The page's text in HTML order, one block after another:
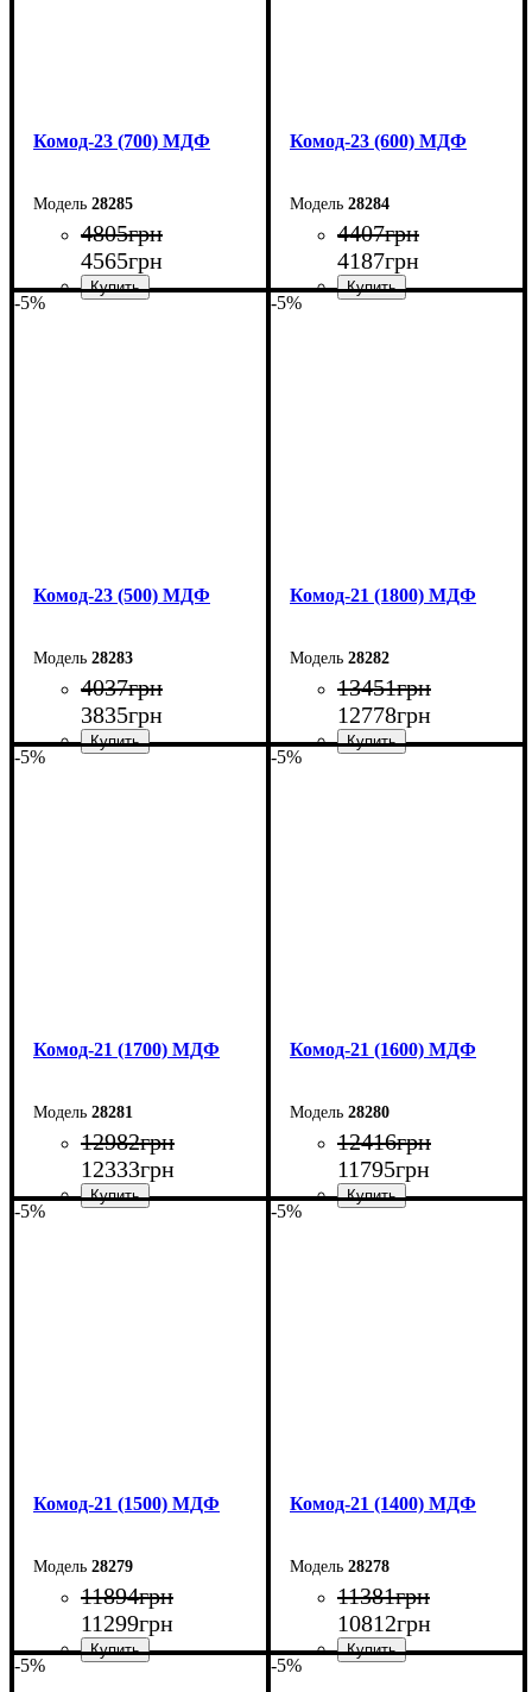
Комод-23 (700) МДФ
28285
4805грн
4565грн
Комод-23 (600) МДФ
28284
4407грн
4187грн
-5%
Комод-23 (500) МДФ
28283
4037грн
3835грн
-5%
Комод-21 (1800) МДФ
28282
13451грн
12778грн
-5%
Комод-21 (1700) МДФ
28281
12982грн
12333грн
-5%
Комод-21 (1600) МДФ
28280
12416грн
11795грн
-5%
Комод-21 (1500) МДФ
28279
11894грн
11299грн
-5%
Комод-21 (1400) МДФ
28278
11381грн
10812грн
-5% -5%